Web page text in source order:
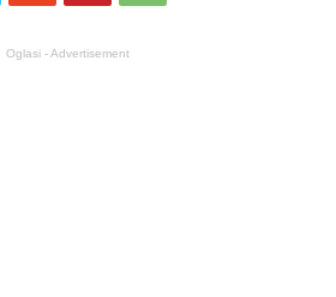
Oglasi - Advertisement